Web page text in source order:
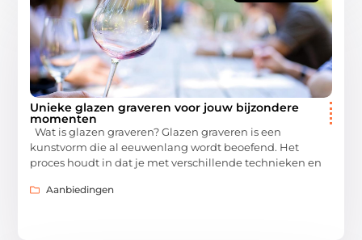
Unieke glazen graveren voor jouw bijzondere
momenten
Wat is glazen graveren? Glazen graveren is een
kunstvorm die al eeuwenlang wordt beoefend. Het
proces houdt in dat je met verschillende technieken en
Aanbiedingen